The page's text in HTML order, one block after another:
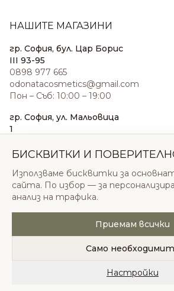
НАШИТЕ МАГАЗИНИ
гр. София, бул. Цар Борис
III 93-95
0898 977 665
odonatacosmetics@gmail.com
Пон – Съб: 10:00 – 19:00
гр. София, ул. Мальовица
1
sales@odonatacosmetics.com
Нед: 11:00 – 18:00
© 2026 Одоната Козметикс ООД.
запазени.
Политика за поверителност
БИСКВИТКИ И
Използваме бисквитки за
сайта. По избор — за
анализ на трафика.
Приемам всички
Само
Настройки